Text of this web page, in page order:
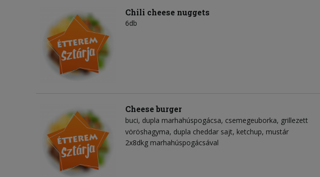
Chili cheese nuggets
6db
Cheese burger
buci dupla marhahúspogácsa csemegeuborka grillezett
vöröshagyma dupla cheddar sajt ketchup mustár
2x8dkg marhahúspogácsával